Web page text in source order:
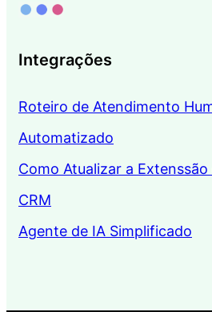
Integrações
Roteiro de Atendimento
Automatizado
Como Atualizar a
CRM
Agente de IA Simplificado